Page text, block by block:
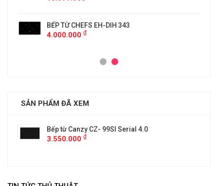
BẾP TỪ CHEFS EH-DIH 343
4.000.000 ₫
SẢN PHẨM ĐÃ XEM
Bếp từ Canzy CZ- 99SI Serial 4.0
3.550.000 ₫